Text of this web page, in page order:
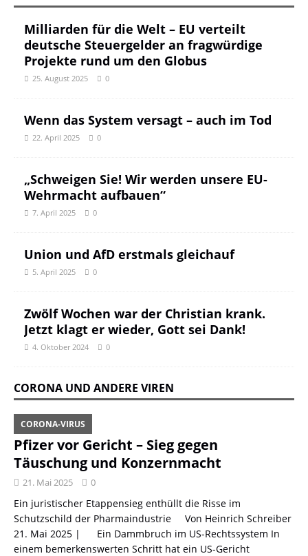
Milliarden für die Welt – EU verteilt
deutsche Steuergelder an fragwürdige
Projekte rund um den Globus
25. August 2025 0
Wenn das System versagt – auch im Tod
22. April 2025 0
„Schweigen Sie! Wir werden unsere EU-
Wehrmacht aufbauen“
7. April 2025 0
Union und AfD erstmals gleichauf
5. April 2025 0
Zwölf Wochen war der Christian krank.
Jetzt klagt er wieder, Gott sei Dank!
4. Oktober 2024 0
CORONA UND ANDERE VIREN
Pfizer vor Gericht – Sieg gegen
Täuschung und Konzernmacht
CORONA-VIRUS
21. Mai 2025 0
Ein juristischer Etappensieg enthüllt die Risse im
Schutzschild der Pharmaindustrie Von Heinrich Schreiber
21. Mai 2025 | Ein Dammbruch im US-Rechtssystem In
einem bemerkenswerten Schritt hat ein US-Gericht